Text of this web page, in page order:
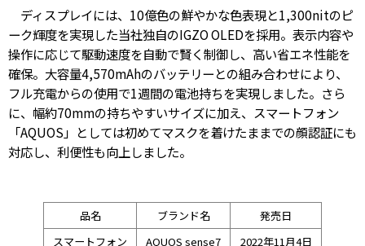
ディスプレイには、10億色の鮮やかな色表現と1,300nitのピ
ーク輝度を実現した当社独自のIGZO OLEDを採用。表示内容や
操作に応じて駆動速度を自動で賢く制御し、高い省エネ性能を
確保。大容量4,570mAhのバッテリーとの組み合わせにより、
フル充電からの使用で1週間の電池持ちを実現しました。さら
に、幅約70mmの持ちやすいサイズに加え、スマートフォン
「AQUOS」としては初めてマスクを着けたままでの顔認証にも
対応し、利便性も向上しました。
品名 ブランド名
発売日
スマートフォン
AQUOS sense7 2022年11月4日